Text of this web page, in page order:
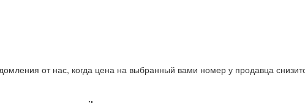
от нас, когда цена на выбранный вами номер у продавца